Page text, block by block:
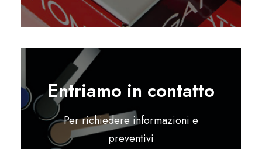
Entriamo in contatto
Per richiedere informazioni e
preventivi